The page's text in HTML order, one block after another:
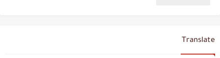
Translate